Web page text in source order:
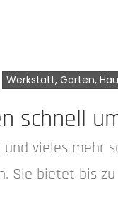
Werkstatt, Garten,
schnell
und vieles
Sie bietet bis